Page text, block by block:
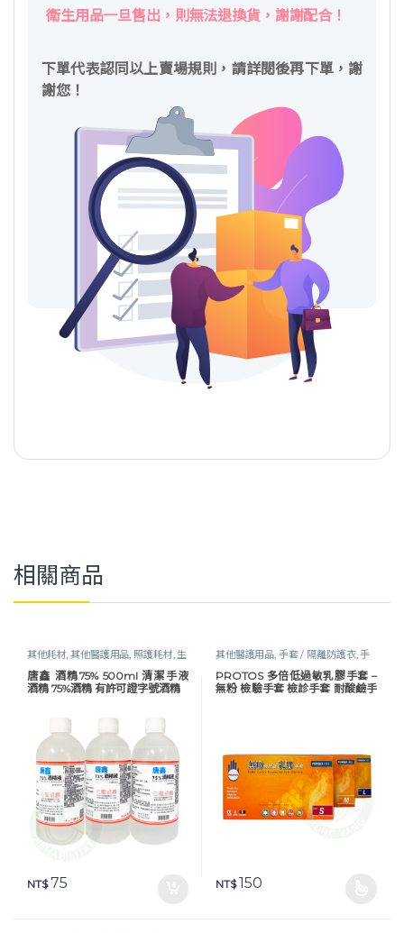
衛生用品一旦售出，則無法退換貨，謝謝配合！
下單代表認同以上賣場規則，請詳閱後再下單，謝
謝您！
相關商品
其他耗材,其他醫護用品, 照護耗材,生
活保健,酒精 / 乾洗手, 醫護器材, 防疫
物資
唐鑫 酒精75% 500ml 清潔手液
酒精 75%酒精 有許可證字號酒精
NT$75
其他醫護用品, 手套 / 隔離防護衣,手
套及防護衣 ,照護耗材, 醫護器材
PROTOS 多倍低過敏乳膠手套 –
無粉 檢驗手套 檢診手套 耐酸鹼手
NT$150